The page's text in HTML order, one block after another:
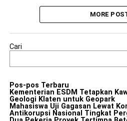
MORE
Cari
Pos-pos Terbaru
Kementerian ESDM Tetapkan
Geologi Klaten untuk Geopark
Mahasiswa Uji Gagasan Lewat
Antikorupsi Nasional Tingkat